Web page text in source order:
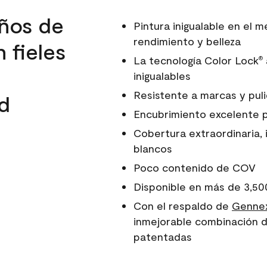
de
fieles
Pintura inigualable en el
rendimiento y belleza
La tecnología Color Lock®
inigualables
Resistente a marcas y
Encubrimiento excelente
Cobertura extraordinaria,
blancos
Poco contenido de COV
Disponible en más de
Con el respaldo de
inmejorable combinación
patentadas